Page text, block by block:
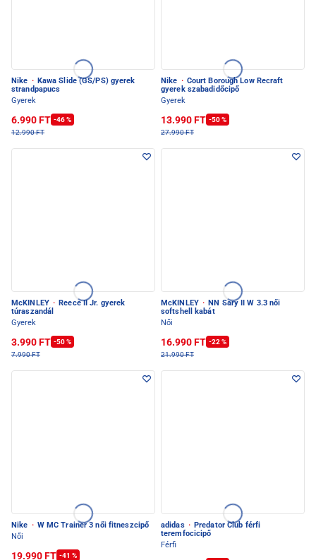
Nike · Kawa Slide (GS/PS) gyerek
strandpapucs
Gyerek
6.990 FT -46 %
12.990 FT
Nike · Court Borough Low Recraft
gyerek szabadidőcipő
Gyerek
13.990 FT -50 %
27.990 FT
McKINLEY · Reece II Jr. gyerek
túraszandál
Gyerek
3.990 FT -50 %
7.990 FT
McKINLEY · NN Sary II W 3.3 női
softshell kabát
Női
16.990 FT -22 %
21.990 FT
Nike · W MC Trainer 3 női fitneszcipő
Női
19.990 FT -41 %
adidas · Predator Club férfi
teremfocicipő
Férfi